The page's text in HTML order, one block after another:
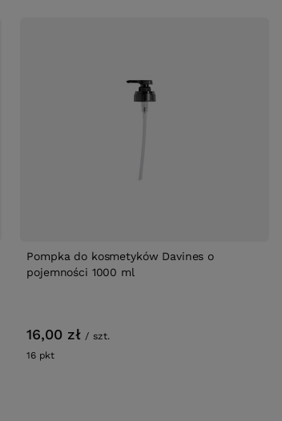
Pompka do kosmetyków Davines o
pojemności 1000 ml
16,00 zł / szt.
16 pktpunktów